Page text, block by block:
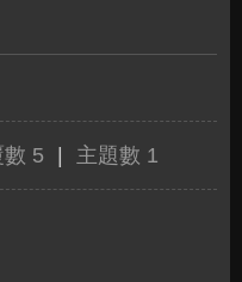
數 5 主題數 1